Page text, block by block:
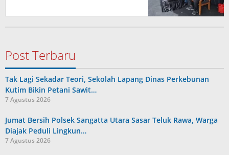
Post Terbaru
Tak Lagi Sekadar Teori, Sekolah Lapang Dinas Perkebunan
Kutim Bikin Petani Sawit…
7 Agustus 2026
Jumat Bersih Polsek Sangatta Utara Sasar Teluk Rawa, Warga
Diajak Peduli Lingkun…
7 Agustus 2026